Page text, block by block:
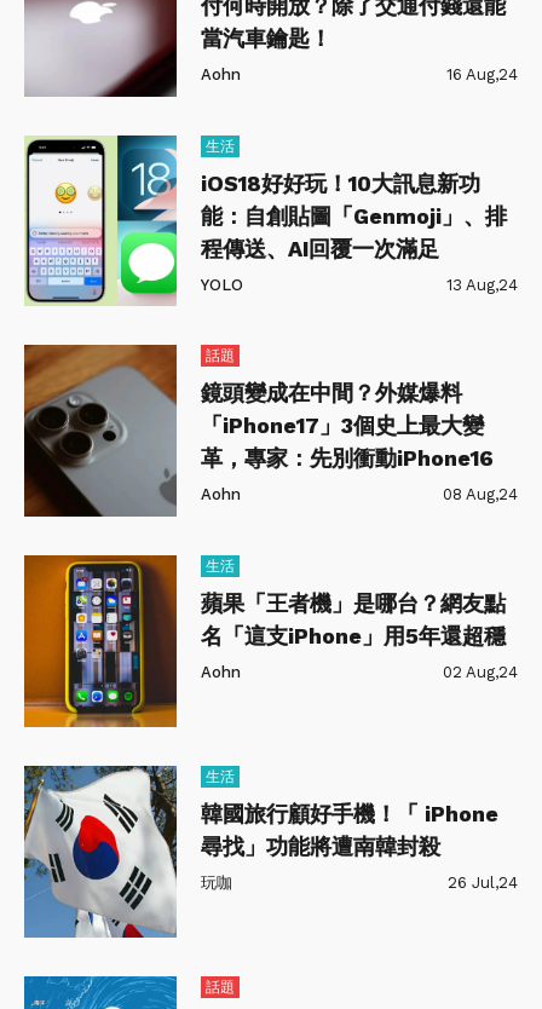
付何時開放？除了交通付錢還能
當汽車鑰匙！
Aohn 16 Aug,24
生活
iOS18好好玩！10大訊息新功
能：自創貼圖「Genmoji」、排
程傳送、AI回覆一次滿足
YOLO 13 Aug,24
話題
鏡頭變成在中間？外媒爆料
「iPhone17」3個史上最大變
革，專家：先別衝動iPhone16
Aohn 08 Aug,24
生活
蘋果「王者機」是哪台？網友點
名「這支iPhone」用5年還超穩
Aohn 02 Aug,24
生活
韓國旅行顧好手機！「 iPhone
尋找」功能將遭南韓封殺
玩咖 26 Jul,24
話題